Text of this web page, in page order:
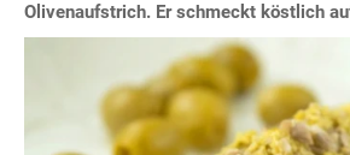
Olivenaufstrich. Er schmeckt köstlich